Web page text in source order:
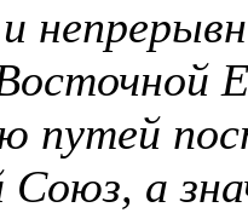
путей
Союз, а